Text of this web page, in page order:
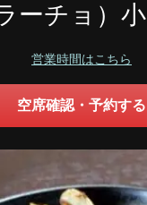
ーチョ）
営業時間はこちら
空席確認・予約する